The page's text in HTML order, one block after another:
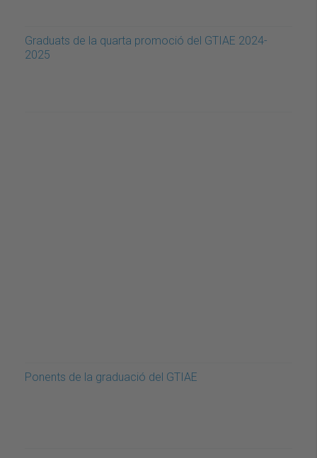
Graduats de la quarta promoció del GTIAE 2024-
2025
Ponents de la graduació del GTIAE